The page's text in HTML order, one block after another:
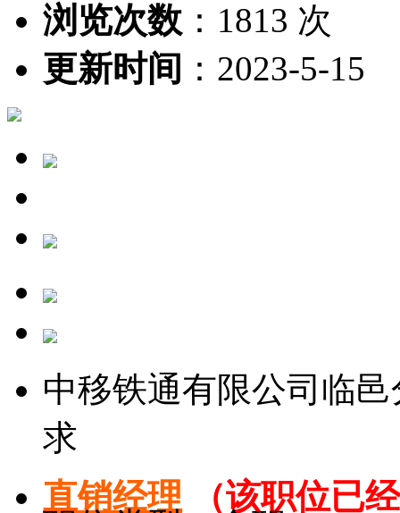
浏览次数 ： 1813 次
更新时间 ： 2023-5-15
中移铁通有限公司临
求
直销经理
（该职位已